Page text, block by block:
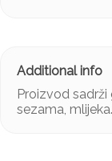
Proizvod
sezama, mlijeka.